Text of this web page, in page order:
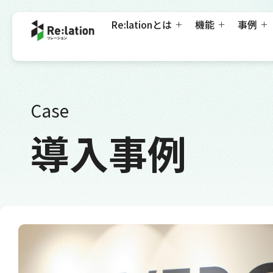
Re:lationとは 機能 事例
Case
導入事例